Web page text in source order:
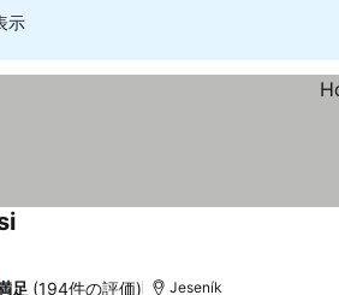
示
料金を表示
足 (194件の評価) Jeseník